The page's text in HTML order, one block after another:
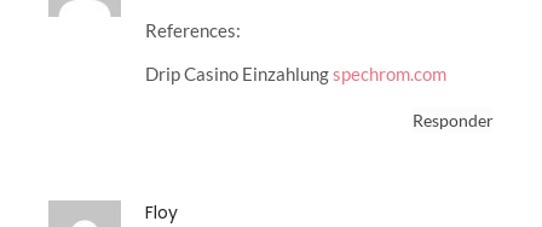
References:
Drip Casino Einzahlungspechrom.com
Responder
Floy